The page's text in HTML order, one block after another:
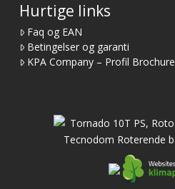
Hurtige links
Faq og EAN
Betingelser og garanti
KPA Company – Profil Brochure